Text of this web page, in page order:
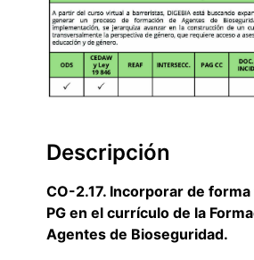
Descripción
CO-2.17. Incorporar de
PG en el currículo de la
Agentes de Bioseguridad.